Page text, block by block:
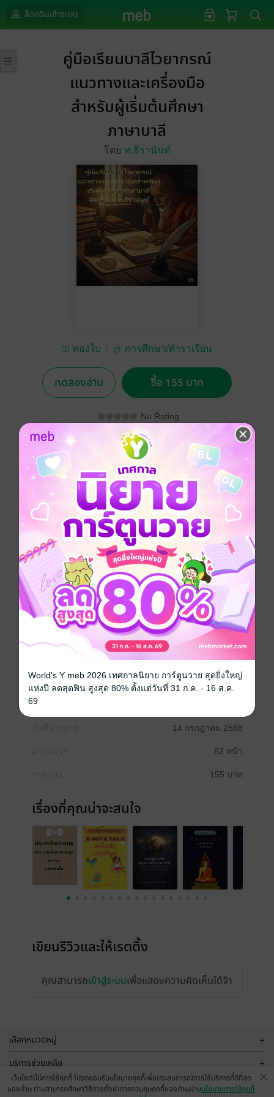
ล็อกอินเข้าระบบ
คู่มือเรียนบาลีไวยากรณ์
แนวทางและเครื่องมือ
สำหรับผู้เริ่มต้นศึกษา
ภาษาบาลี
โดย ท.ธีรานันท์
ทองใบ การศึกษา/ตำราเรียน
ทดลองอ่าน ซื้อ 155 บาท
No Rating
อยากได้ ซื้อเป็นของขวัญ ติดตาม แชร์
หนังสือ "คู่มือศึกษาบาลีไวยากรณ์" เล่มนี้ จัดทำขึ้นเพื่อเป็น
แนวทางและเครื่องมือสำหรับผู้เริ่มต้นศึกษาภาษาบาลี ผู้ที่
สนใจในพระพุทธศาสนา หรือผู้ที่ต้องการทำความเข้าใจ
โครงสร้างภาษาบาลีอย่างเป็นระบบ เพื่อนำไปสู่การแปล
พระไตรปิฎกและคัมภีร์ทางพระพุทธศาสนาให้แตกฉาน
มากยิ่งขึ้น ภาษาบาลีเป็นกุญแจสำคัญในการเข้าถึงพระ
ธรรมคำสอนขององค์สมเด็จพระสัมมาสัมพุทธเจ้าโดยตรง
การเรียนรู้ไวยากรณ์จึงเป็นรากฐานอันมั่นคงที่จะช่วย
ให้การศึกษาภาษาบาลีเป็นไปอย่างมีประสิทธิภาพและสัมฤ
ประเภทไฟล์
14 กรกฎาคม 2568
62 หน้า
155 บาท
เรื่องที่คุณน่าจะสนใจ
เขียนรีวิวและให้เรตติ้ง
คุณสามารถเข้าสู่ระบบเพื่อแสดงความคิดเห็นได้จ้า
เลือกหมวดหมู่ +
บริการช่วยเหลือ +
เกี่ยวกับเรา
เว็บไซต์นี้มีการใช้คุกกี้ โปรดยอมรับนโยบายคุกกี้เพื่อประสบการณ์การใช้บริการที่ดีที่สุด
ของท่าน ท่านสามารถศึกษาวิธีการตั้งค่าการควบคุมคุกกี้ของท่านผ่านนโยบายการใช้คุกกี้
World's Y meb 2026 เทศกาลนิยาย การ์ตูนวาย สุดยิ่งใหญ่
แห่งปี ลดสุดฟิน สูงสุด 80% ตั้งแต่วันที่ 31 ก.ค. - 16 ส.ค.
69